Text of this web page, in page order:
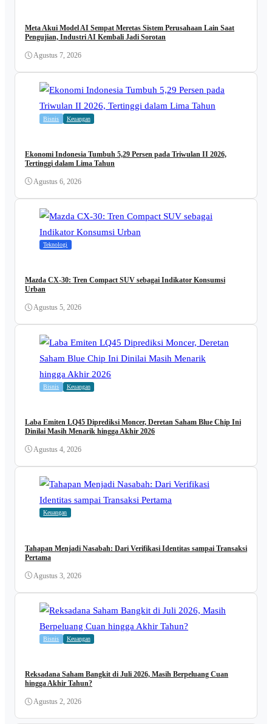
Meta Akui Model AI Sempat Meretas Sistem Perusahaan Lain Saat
Pengujian, Industri AI Kembali Jadi Sorotan
Agustus 7, 2026
Bisnis Keuangan
Ekonomi Indonesia Tumbuh 5,29 Persen pada Triwulan II 2026,
Tertinggi dalam Lima Tahun
Agustus 6, 2026
Teknologi
Mazda CX-30: Tren Compact SUV sebagai Indikator Konsumsi
Urban
Agustus 5, 2026
Bisnis Keuangan
Laba Emiten LQ45 Diprediksi Moncer, Deretan Saham Blue Chip Ini
Dinilai Masih Menarik hingga Akhir 2026
Agustus 4, 2026
Keuangan
Tahapan Menjadi Nasabah: Dari Verifikasi Identitas sampai Transaksi
Pertama
Agustus 3, 2026
Bisnis Keuangan
Reksadana Saham Bangkit di Juli 2026, Masih Berpeluang Cuan
hingga Akhir Tahun?
Agustus 2, 2026